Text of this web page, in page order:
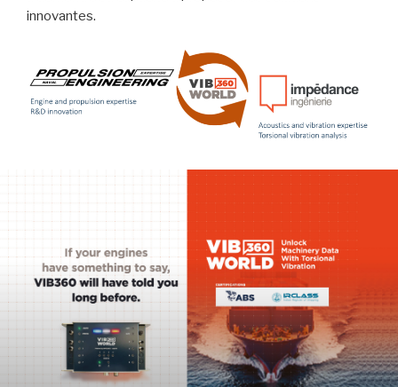
innovantes.